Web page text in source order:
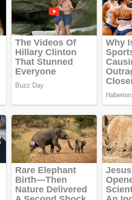
Creez aplicatie
ANDROID
pentru siteul
tau
Anuntul tau apare in
mai multe ziare
Apartamente
2 camere
Aplică acum
pentru toate
tipurile de
împrumuturi
și obține bani